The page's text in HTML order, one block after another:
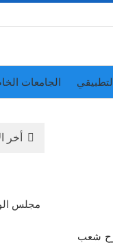
التطبيقي الجامعات
شعب
أخر
مجلس